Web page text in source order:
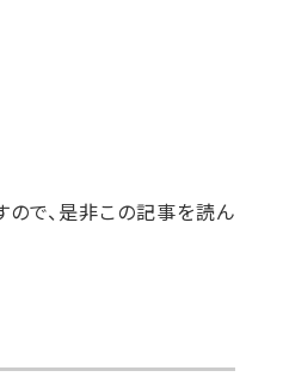
で、是非この記事を読ん